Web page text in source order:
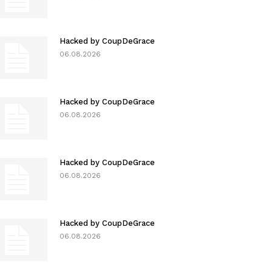
Hacked by CoupDeGrace
06.08.2026
Hacked by CoupDeGrace
06.08.2026
Hacked by CoupDeGrace
06.08.2026
Hacked by CoupDeGrace
06.08.2026